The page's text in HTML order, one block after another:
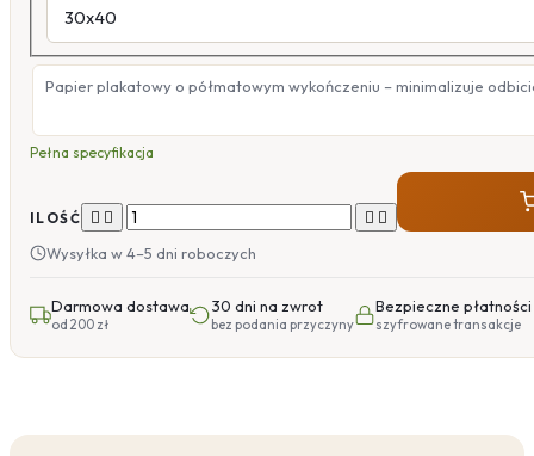
Papier plakatowy o półmatowym wykończeniu – minimalizuje
Pełna specyfikacja
ILOŚĆ    
Wysyłka w 4–5 dni roboczych
Darmowa dostawa
od 200 zł
30 dni na zwrot
bez podania przyczyny
Bezpieczne płatności
szyfrowane transakcje